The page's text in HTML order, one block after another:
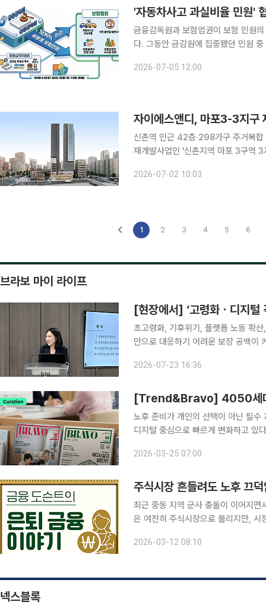
'자동차사고 과실비율 민원'
금융감독원과 보험업권이 보험 민원
다. 그동안 금감원에 집중됐던 민원
이달부터 비분쟁성 민원을 보험협회
2026-07-05 12:00
자이에스앤디, 마포3-3지구
신촌역 인근 42층·298가구 주거복합 조성 자이에스앤디가 서울 마포구 노고산동 일
재개발사업인 '신촌지역 마포 3구역
복합단지를 조성하는 사업이다. 단지
2026-07-02 10:03
1 2 3 4 5 6
브라보 마이 라이프
[현장에서] ‘고령화ㆍ디지털
초고령화, 기후위기, 플랫폼 노동 확
만으로 대응하기 어려운 보장 공백이
고 있다. 23일 서울 영등포구 보험
2026-07-23 16:36
[Trend&Bravo] 4050세
노후 준비가 개인의 선택이 아닌 필
디지털 중심으로 빠르게 변화하고 있
‘2025 은퇴시장 리포트’에 따르면,
2026-03-25 07:00
주식시장 흔들려도 노후 끄
최근 중동 지역 군사 충돌이 이어지
은 여전히 주식시장으로 몰리지만,
때는 투자 손실을 만회할 시간이 있
2026-03-12 08:10
넥스블록